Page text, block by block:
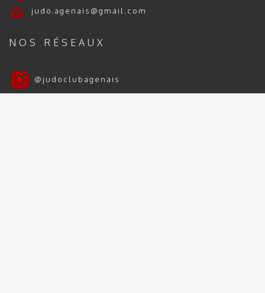
judo.agenais@gmail.com
NOS RÉSEAUX
@judoclubagenais